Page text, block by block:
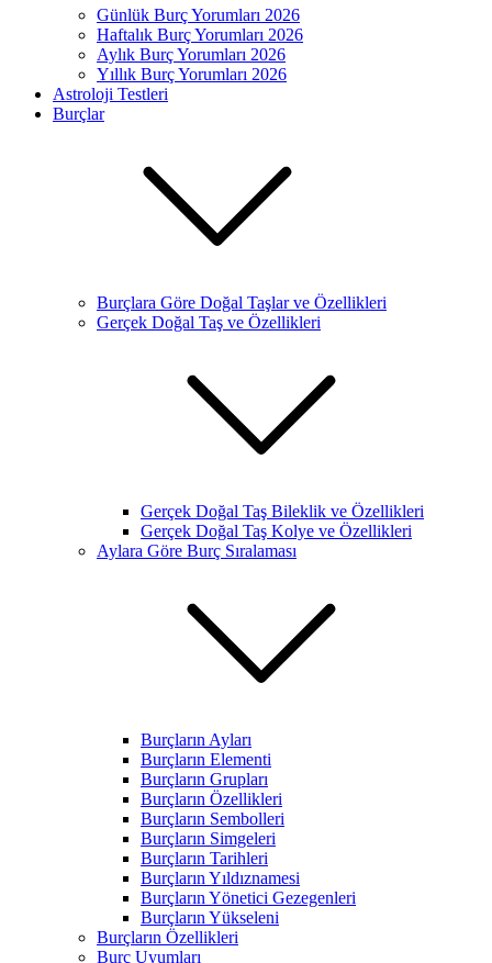
Günlük Burç Yorumları 2026
Haftalık Burç Yorumları 2026
Aylık Burç Yorumları 2026
Yıllık Burç Yorumları 2026
Astroloji Testleri
Burçlar
Burçlara Göre Doğal Taşlar ve Özellikleri
Gerçek Doğal Taş ve Özellikleri
Gerçek Doğal Taş Bileklik ve Özellikleri
Gerçek Doğal Taş Kolye ve Özellikleri
Aylara Göre Burç Sıralaması
Burçların Ayları
Burçların Elementi
Burçların Grupları
Burçların Özellikleri
Burçların Sembolleri
Burçların Simgeleri
Burçların Tarihleri
Burçların Yıldıznamesi
Burçların Yönetici Gezegenleri
Burçların Yükseleni
Burçların Özellikleri
Burç Uyumları